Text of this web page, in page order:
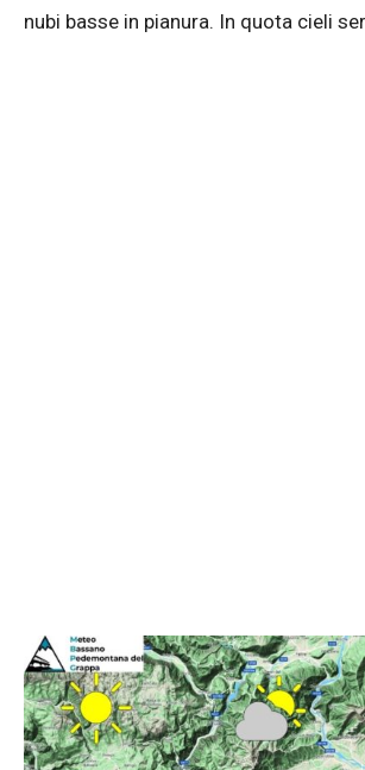
nubi basse in pianura. In quota cieli